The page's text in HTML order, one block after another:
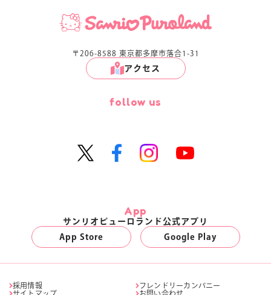
マイページ
〒206-8588 東京都多摩市落合1-31
アクセス
follow us
App
サンリオピューロランド公式アプリ
App Store
Google Play
採用情報
フレンドリーカンパニー
サイトマップ
お問い合わせ